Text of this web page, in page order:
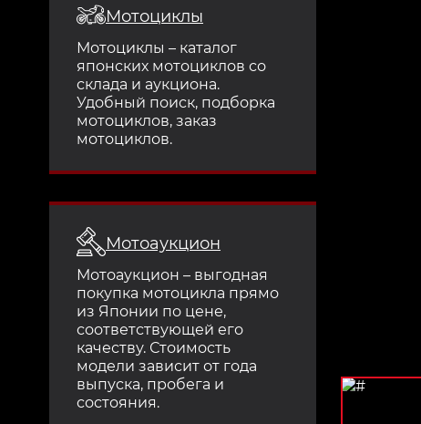
Мотоциклы
Мотоциклы – каталог
японских мотоциклов со
склада и аукциона.
Удобный поиск, подборка
мотоциклов, заказ
мотоциклов.
Мотоаукцион
Мотоаукцион – выгодная
покупка мотоцикла прямо
из Японии по цене,
соответствующей его
качеству. Стоимость
модели зависит от года
выпуска, пробега и
состояния.